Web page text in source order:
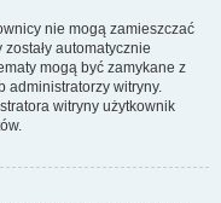
nie mogą zamieszczać
automatycznie
mogą być zamykane z
administratorzy witryny.
witryny użytkownik